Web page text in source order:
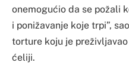
onemogućio da se požali
i ponižavanje koje trpi”,
torture koju je
ćeliji.